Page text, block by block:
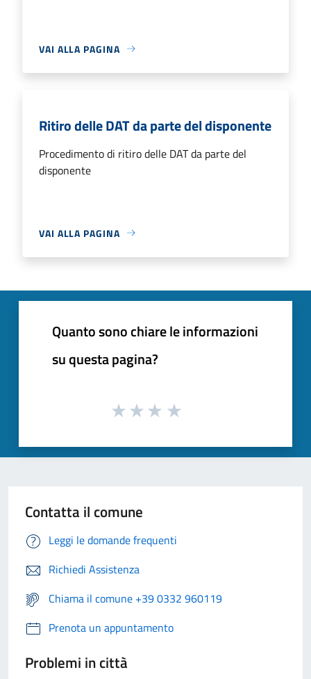
VAI ALLA PAGINA
Ritiro delle DAT da parte del disponente
Procedimento di ritiro delle DAT da parte del
disponente
VAI ALLA PAGINA
Quanto sono chiare le informazioni
su questa pagina?
Contatta il comune
Leggi le domande frequenti
Richiedi Assistenza
Chiama il comune +39 0332 960119
Prenota un appuntamento
Problemi in città